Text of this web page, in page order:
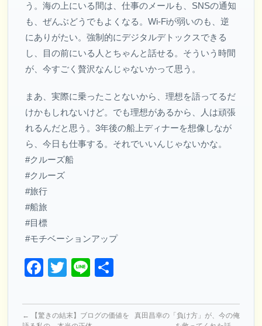
う。海の上にいる間は、仕事のメールも、SNSの通知
も、ぜんぶどうでもよくなる。Wi-Fiが弱いのも、逆
にありがたい。強制的にデジタルデトックスできる
し、目の前にいる人とちゃんと話せる。そういう時間
が、今すごく贅沢なんじゃないかって思う。
まあ、実際に乗ったことないから、理想を語ってるだ
けかもしれないけど。でも理想があるから、人は頑張
れるんだと思う。3年後の船上ディナーを想像しなが
ら、今日も仕事する。それでいいんじゃないかな。
#クルーズ船
#クルーズ
#旅行
#船旅
#目標
#モチベーションアップ
Facebook
Twitter
Line
←
【驚きの結末】ブログの価値を
真田昌幸の「負け方」が、今の俺